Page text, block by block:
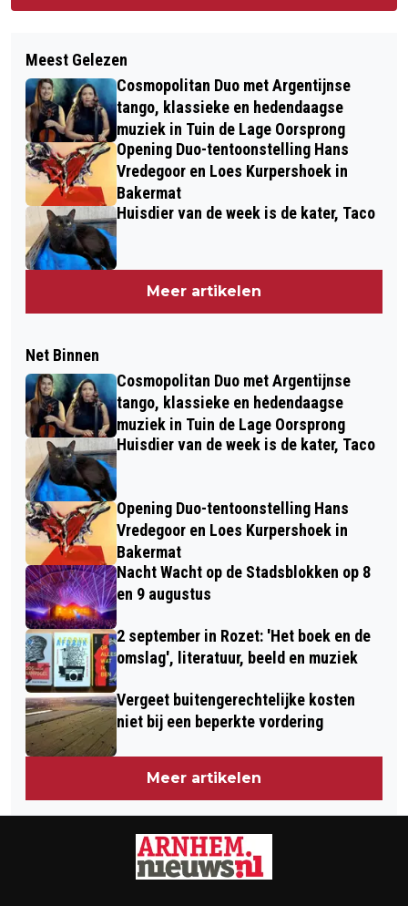
Meest Gelezen
Cosmopolitan Duo met Argentijnse
tango, klassieke en hedendaagse
muziek in Tuin de Lage Oorsprong
Opening Duo-tentoonstelling Hans
Vredegoor en Loes Kurpershoek in
Bakermat
Huisdier van de week is de kater, Taco
Meer artikelen
Net Binnen
Cosmopolitan Duo met Argentijnse
tango, klassieke en hedendaagse
muziek in Tuin de Lage Oorsprong
Huisdier van de week is de kater, Taco
Opening Duo-tentoonstelling Hans
Vredegoor en Loes Kurpershoek in
Bakermat
Nacht Wacht op de Stadsblokken op 8
en 9 augustus
2 september in Rozet: 'Het boek en de
omslag', literatuur, beeld en muziek
Vergeet buitengerechtelijke kosten
niet bij een beperkte vordering
Meer artikelen